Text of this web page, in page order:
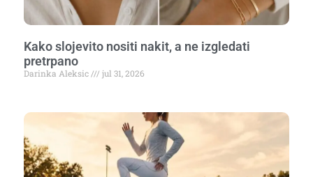
Kako slojevito nositi nakit, a ne izgledati
pretrpano
Darinka Aleksic jul 31, 2026